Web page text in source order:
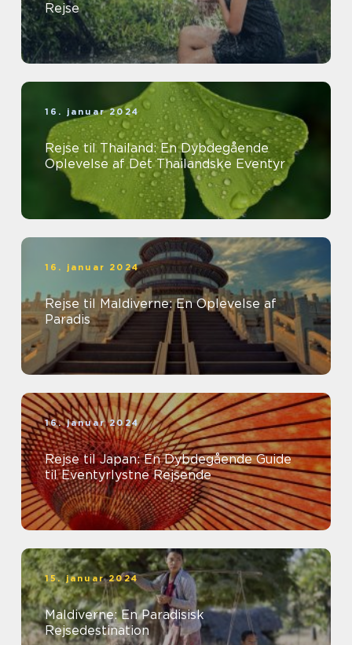
Rejse
16. januar 2024
Rejse til Thailand: En Dybdegående
Oplevelse af Det Thailandske Eventyr
16. januar 2024
Rejse til Maldiverne: En Oplevelse af
Paradis
16. januar 2024
Rejse til Japan: En Dybdegående Guide
til Eventyrlystne Rejsende
15. januar 2024
Maldiverne: En Paradisisk
Rejsedestination